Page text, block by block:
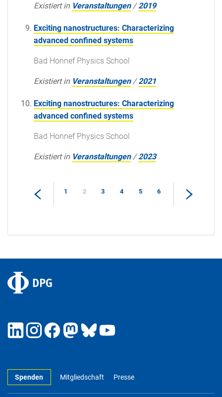
Existiert in Veranstaltungen /2019
Exciting nanostructures: Characterizing
advanced confined systems
Bad Honnef Physics School
Existiert in Veranstaltungen /2021
Exciting nanostructures: Characterizing
advanced confined systems
Bad Honnef Physics School
Existiert in Veranstaltungen /2023
1 2 3 4 5 6
Spenden Mitgliedschaft Presse